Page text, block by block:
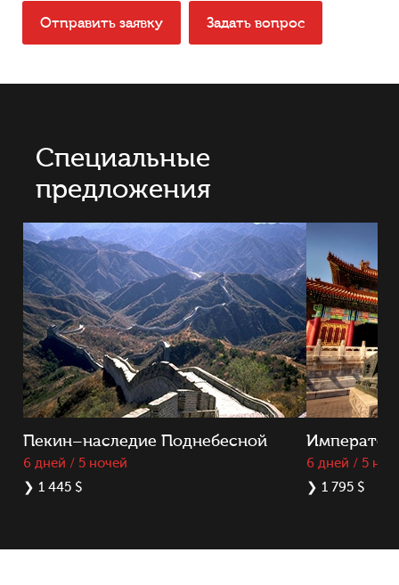
Отправить заявку Задать вопрос
Специальные
предложения
Пекин–наследие Поднебесной
6 дней / 5 ночей
❯ 1 445 $
6 дней / 5
❯ 1 795 $